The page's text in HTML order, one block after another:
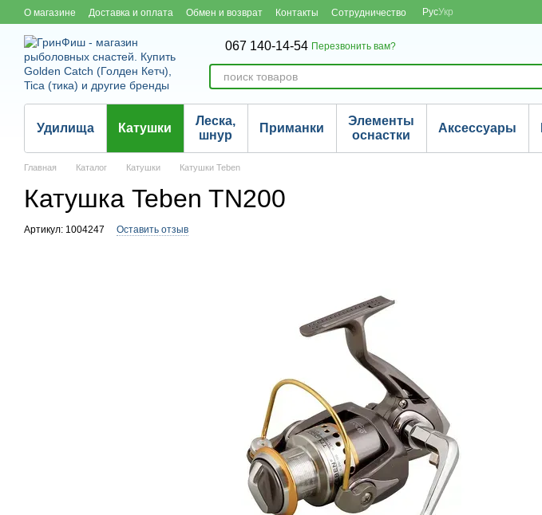
Перейти к основному контенту
О магазине Доставка и оплата Обмен и возврат Контакты Сотрудничество РусУкр
067 140-14-54 Перезвонить вам?
Удилища Катушки
Леска,
шнур
Приманки
Элементы
оснастки
Аксессуары
Главная Каталог Катушки Катушки Teben
Катушка Teben TN200
Артикул: 1004247 Оставить отзыв